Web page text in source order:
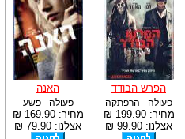
הפרש הבודד
פעולה - הרפתקה
מחיר:199.90 ₪
אצלנו: 99.90 ₪
האנה
פעולה - פשע
מחיר:169.90 ₪
אצלנו: 79.90 ₪